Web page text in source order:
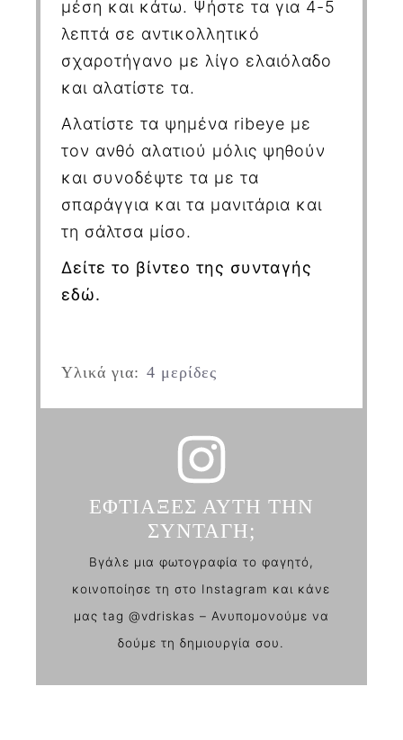
μέση και κάτω. Ψήστε τα για 4-5
λεπτά σε αντικολλητικό
σχαροτήγανο με λίγο ελαιόλαδο
και αλατίστε τα.
Αλατίστε τα ψημένα ribeye με
τον ανθό αλατιού μόλις ψηθούν
και συνοδέψτε τα με τα
σπαράγγια και τα μανιτάρια και
τη σάλτσα μίσο.
Δείτε το βίντεο της συνταγής
εδώ.
Υλικά για: 4 μερίδες
ΕΦΤΙΑΞΕΣ ΑΥΤΗ ΤΗΝ
ΣΥΝΤΑΓΗ;
Βγάλε μια φωτογραφία το φαγητό,
κοινοποίησε τη στο Instagram και κάνε
μας tag @vdriskas – Ανυπομονούμε να
δούμε τη δημιουργία σου.